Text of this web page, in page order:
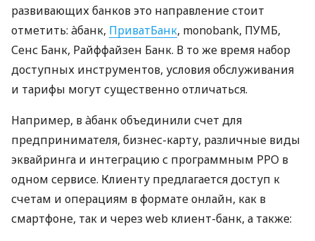
развивающих банков это направление стоит
отметить: àбанк, ПриватБанк, monobank, ПУМБ,
Сенс Банк, Райффайзен Банк. В то же время набор
доступных инструментов, условия обслуживания
и тарифы могут существенно отличаться.
Например, в àбанк объединили счет для
предпринимателя, бизнес-карту, различные виды
эквайринга и интеграцию с программным РРО в
одном сервисе. Клиенту предлагается доступ к
счетам и операциям в формате онлайн, как в
смартфоне, так и через web клиент-банк, а также: